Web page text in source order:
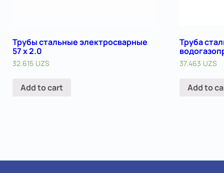
Трубы стальные электросварные
57 х 2.0
32.615 UZS
Add to cart
Труба
37.463 UZS
Add to